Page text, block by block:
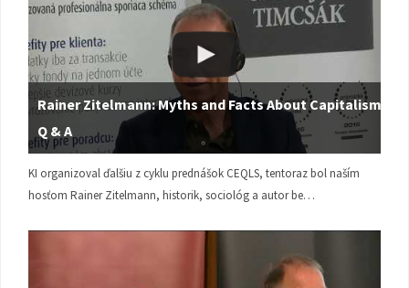
Rainer Zitelmann: Myths and Facts About Capitalism |
Q & A
KI organizoval ďalšiu z cyklu prednášok CEQLS, tentoraz bol naším
hosťom Rainer Zitelmann, historik, sociológ a autor be…